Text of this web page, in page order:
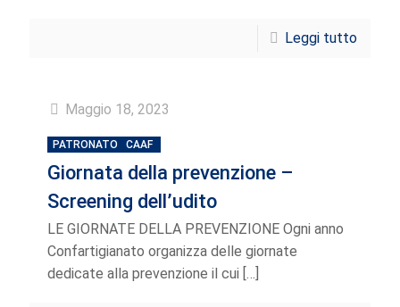
Leggi tutto
Maggio 18, 2023
PATRONATO CAAF
Giornata della prevenzione –
Screening dell’udito
LE GIORNATE DELLA PREVENZIONE Ogni anno
Confartigianato organizza delle giornate
dedicate alla prevenzione il cui […]